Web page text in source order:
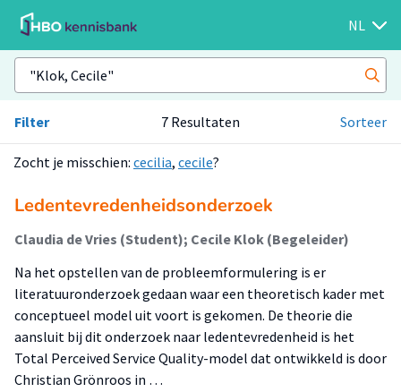
NL
Filter 7 Resultaten Sorteer
Zocht je misschien: cecilia, cecile?
Ledentevredenheidsonderzoek
Claudia de Vries (Student); Cecile Klok (Begeleider)
Na het opstellen van de probleemformulering is er
literatuuronderzoek gedaan waar een theoretisch kader met
conceptueel model uit voort is gekomen. De theorie die
aansluit bij dit onderzoek naar ledentevredenheid is het
Total Perceived Service Quality-model dat ontwikkeld is door
Christian Grönroos in …